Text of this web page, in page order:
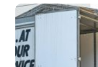
massa olika ...